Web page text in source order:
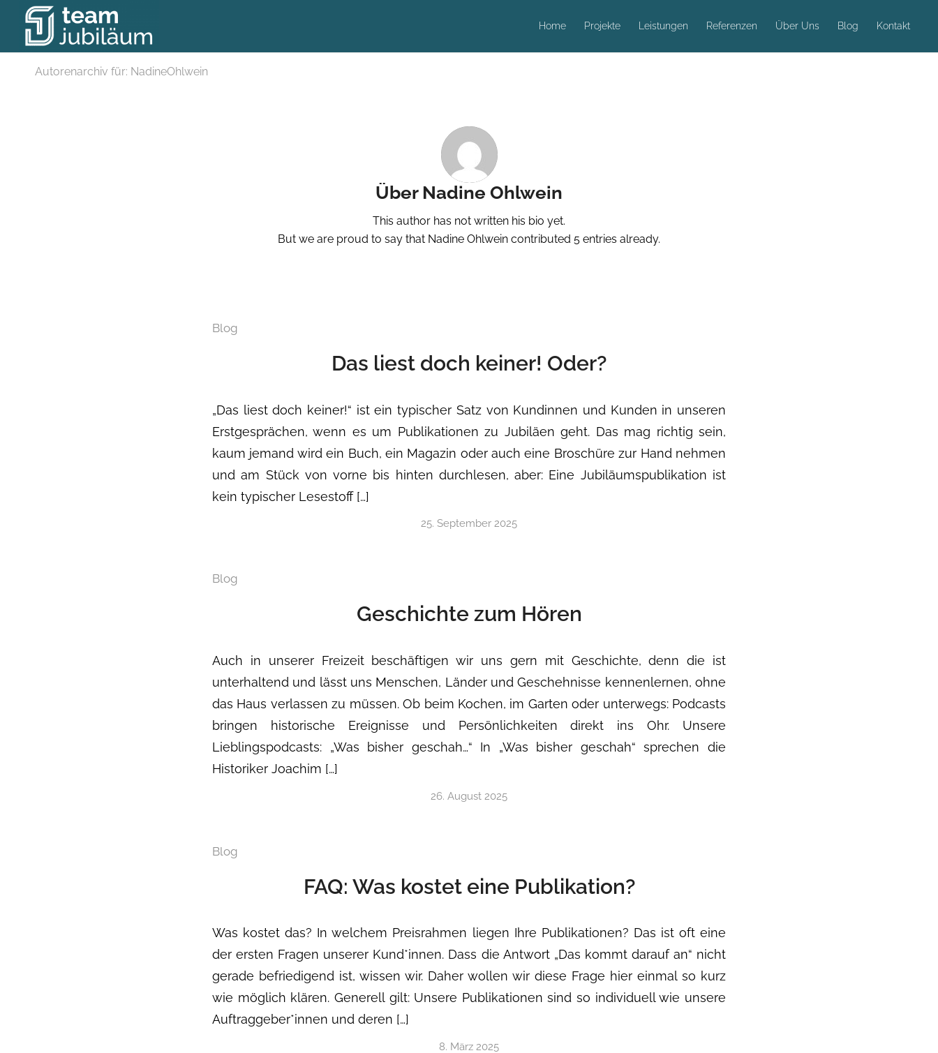
Home Projekte Leistungen Referenzen Über Uns Blog Kontakt
Autorenarchiv für: NadineOhlwein
Über Nadine Ohlwein
This author has not written his bio yet.
But we are proud to say that Nadine Ohlwein contributed 5 entries already.
Blog
Das liest doch keiner! Oder?
„Das liest doch keiner!“ ist ein typischer Satz von Kundinnen und Kunden in unseren
Erstgesprächen, wenn es um Publikationen zu Jubiläen geht. Das mag richtig sein,
kaum jemand wird ein Buch, ein Magazin oder auch eine Broschüre zur Hand nehmen
und am Stück von vorne bis hinten durchlesen, aber: Eine Jubiläumspublikation ist
kein typischer Lesestoff […]
25. September 2025
Blog
Geschichte zum Hören
Auch in unserer Freizeit beschäftigen wir uns gern mit Geschichte, denn die ist
unterhaltend und lässt uns Menschen, Länder und Geschehnisse kennenlernen, ohne
das Haus verlassen zu müssen. Ob beim Kochen, im Garten oder unterwegs: Podcasts
bringen historische Ereignisse und Persönlichkeiten direkt ins Ohr. Unsere
Lieblingspodcasts: „Was bisher geschah…“ In „Was bisher geschah“ sprechen die
Historiker Joachim […]
26. August 2025
Blog
FAQ: Was kostet eine Publikation?
Was kostet das? In welchem Preisrahmen liegen Ihre Publikationen? Das ist oft eine
der ersten Fragen unserer Kund*innen. Dass die Antwort „Das kommt darauf an“ nicht
gerade befriedigend ist, wissen wir. Daher wollen wir diese Frage hier einmal so kurz
wie möglich klären. Generell gilt: Unsere Publikationen sind so individuell wie unsere
Auftraggeber*innen und deren […]
8. März 2025